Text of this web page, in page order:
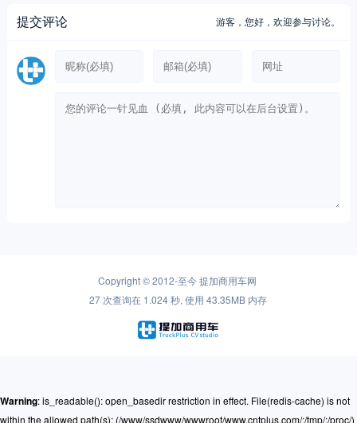
提交评论 游客，您好，欢迎参与讨论。
Copyright © 2012-至今提加商用车网
27 次查询在 1.024 秒, 使用 43.35MB 内存
Warning: is_readable(): open_basedir restriction in effect. File(redis-cache) is not
within the allowed path(s): (/www/ssdwww/wwwroot/www.cntplus.com/:/tmp/:/proc/)